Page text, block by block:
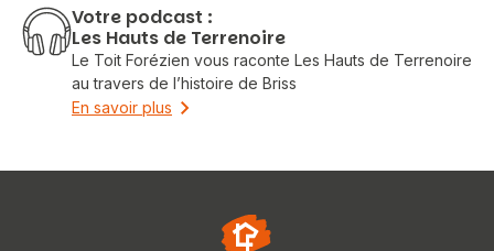
Votre podcast :
Les Hauts de Terrenoire
Le Toit Forézien vous raconte Les Hauts de Terrenoire
au travers de l’histoire de Briss
En savoir plus